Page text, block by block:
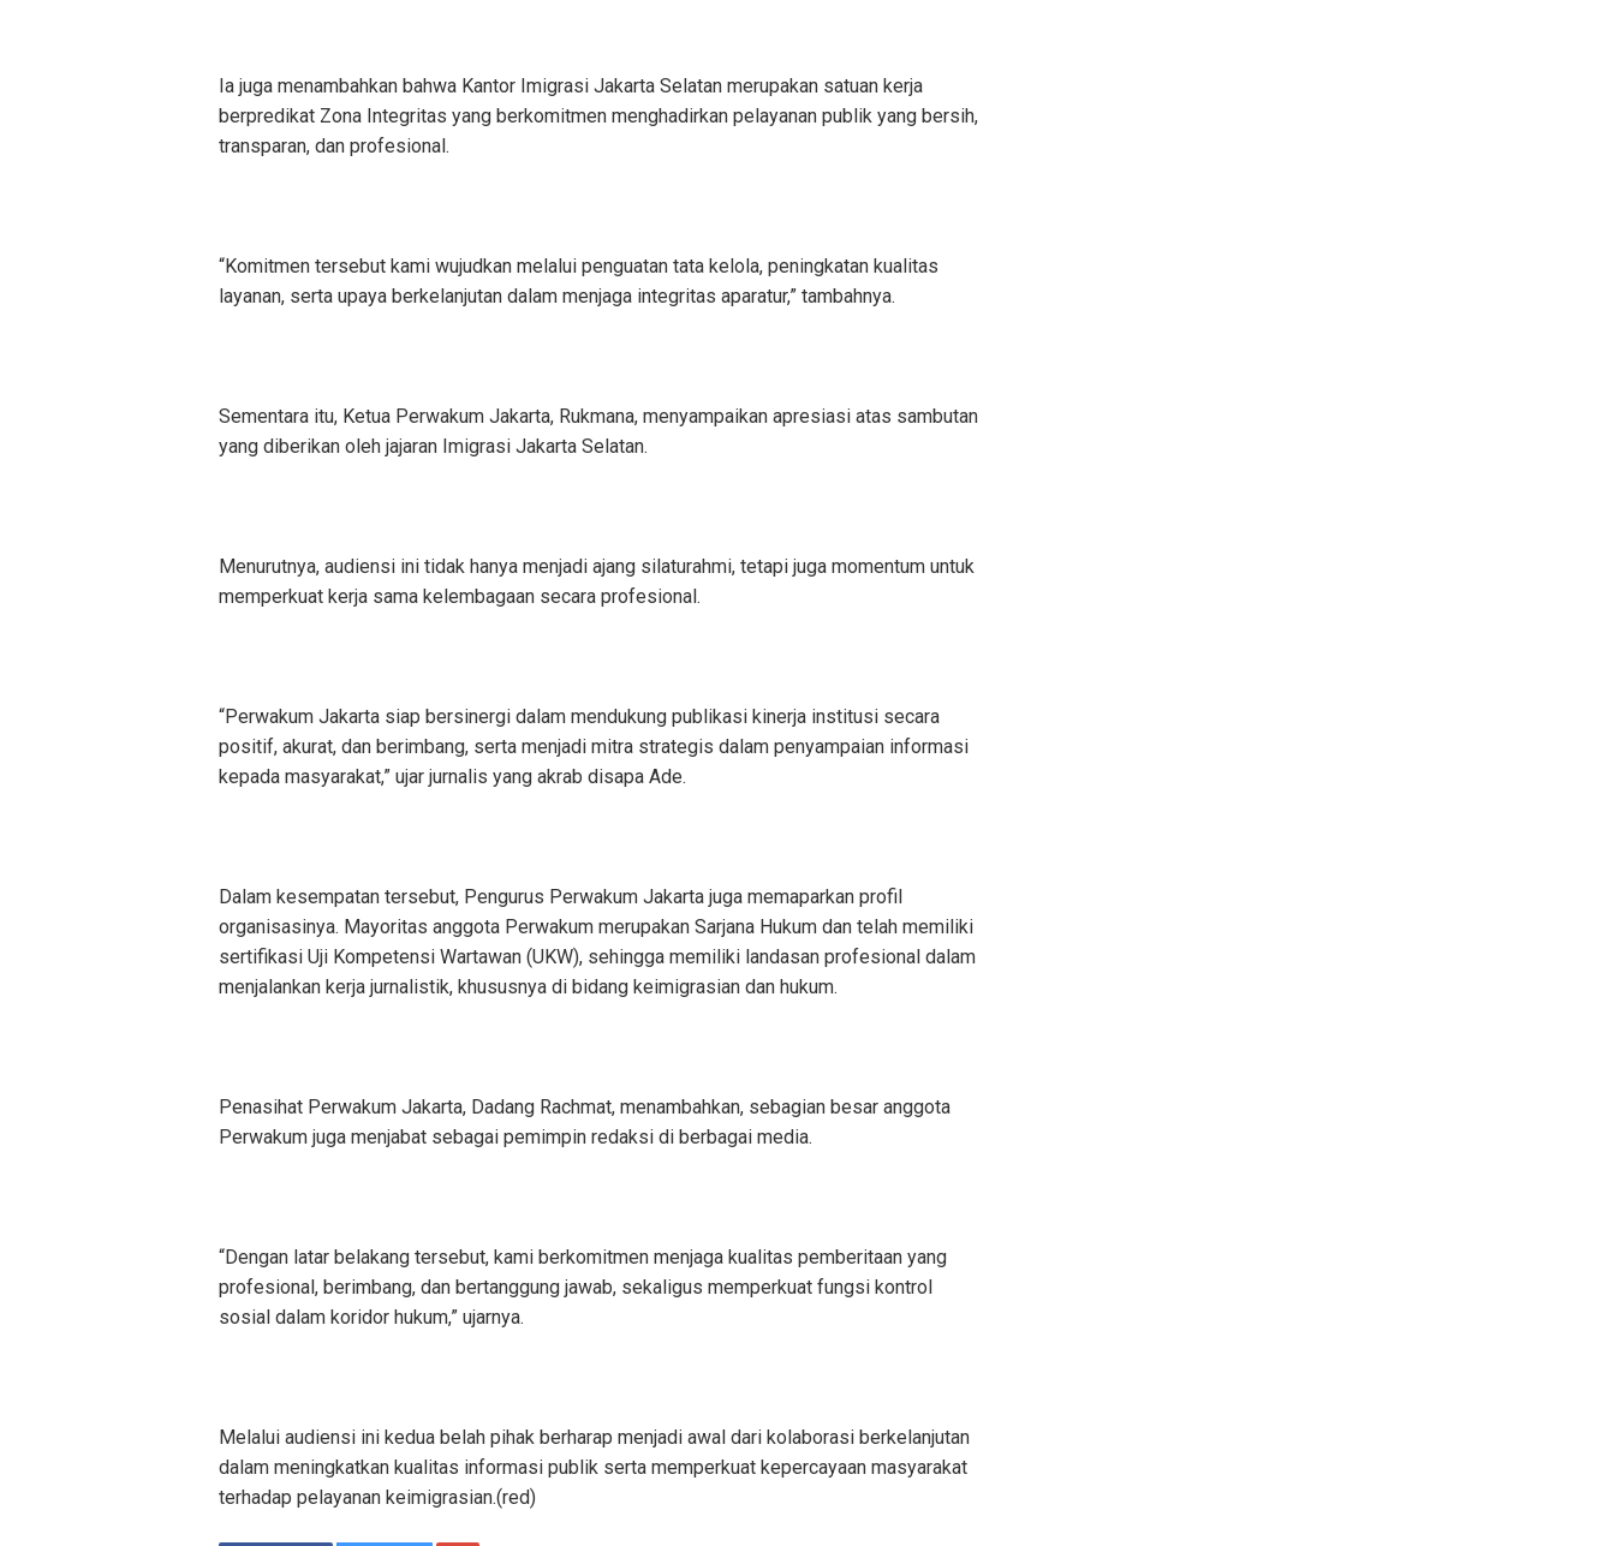
Ia juga menambahkan bahwa Kantor Imigrasi Jakarta Selatan merupakan satuan kerja
berpredikat Zona Integritas yang berkomitmen menghadirkan pelayanan publik yang bersih,
transparan, dan profesional.
“Komitmen tersebut kami wujudkan melalui penguatan tata kelola, peningkatan kualitas
layanan, serta upaya berkelanjutan dalam menjaga integritas aparatur,” tambahnya.
Sementara itu, Ketua Perwakum Jakarta, Rukmana, menyampaikan apresiasi atas sambutan
yang diberikan oleh jajaran Imigrasi Jakarta Selatan.
Menurutnya, audiensi ini tidak hanya menjadi ajang silaturahmi, tetapi juga momentum untuk
memperkuat kerja sama kelembagaan secara profesional.
“Perwakum Jakarta siap bersinergi dalam mendukung publikasi kinerja institusi secara
positif, akurat, dan berimbang, serta menjadi mitra strategis dalam penyampaian informasi
kepada masyarakat,” ujar jurnalis yang akrab disapa Ade.
Dalam kesempatan tersebut, Pengurus Perwakum Jakarta juga memaparkan profil
organisasinya. Mayoritas anggota Perwakum merupakan Sarjana Hukum dan telah memiliki
sertifikasi Uji Kompetensi Wartawan (UKW), sehingga memiliki landasan profesional dalam
menjalankan kerja jurnalistik, khususnya di bidang keimigrasian dan hukum.
Penasihat Perwakum Jakarta, Dadang Rachmat, menambahkan, sebagian besar anggota
Perwakum juga menjabat sebagai pemimpin redaksi di berbagai media.
“Dengan latar belakang tersebut, kami berkomitmen menjaga kualitas pemberitaan yang
profesional, berimbang, dan bertanggung jawab, sekaligus memperkuat fungsi kontrol
sosial dalam koridor hukum,” ujarnya.
Melalui audiensi ini kedua belah pihak berharap menjadi awal dari kolaborasi berkelanjutan
dalam meningkatkan kualitas informasi publik serta memperkuat kepercayaan masyarakat
terhadap pelayanan keimigrasian.(red)